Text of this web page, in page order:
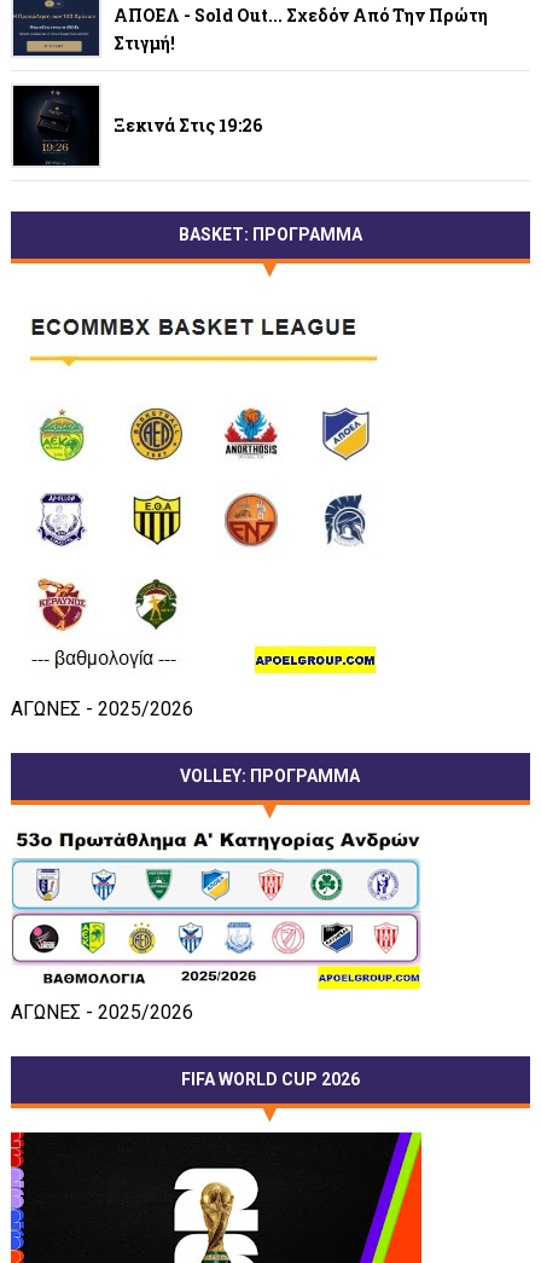
ΑΠΟΕΛ - Sold Out... Σχεδόν Από Την Πρώτη
Στιγμή!
Ξεκινά Στις 19:26
BASKET: ΠΡΟΓΡΑΜΜΑ
ΑΓΩΝΕΣ - 2025/2026
VOLLEY: ΠΡΟΓΡΑΜΜΑ
ΑΓΩΝΕΣ - 2025/2026
FIFA WORLD CUP 2026